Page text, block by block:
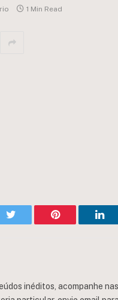
1 Min Read
Twitter Pinterest
inéditos, acompanhe